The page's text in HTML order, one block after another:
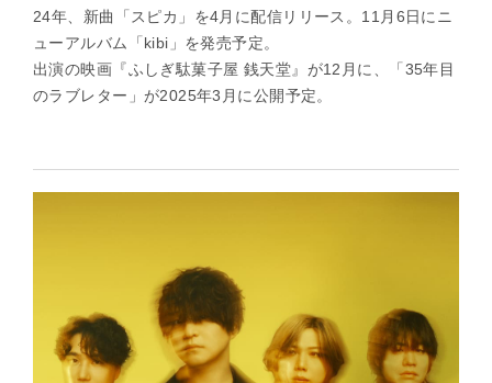
24年、新曲「スピカ」を4月に配信リリース。11月6日にニ
ューアルバム「kibi」を発売予定。
出演の映画『ふしぎ駄菓子屋 銭天堂』が12月に、「35年目
のラブレター」が2025年3月に公開予定。